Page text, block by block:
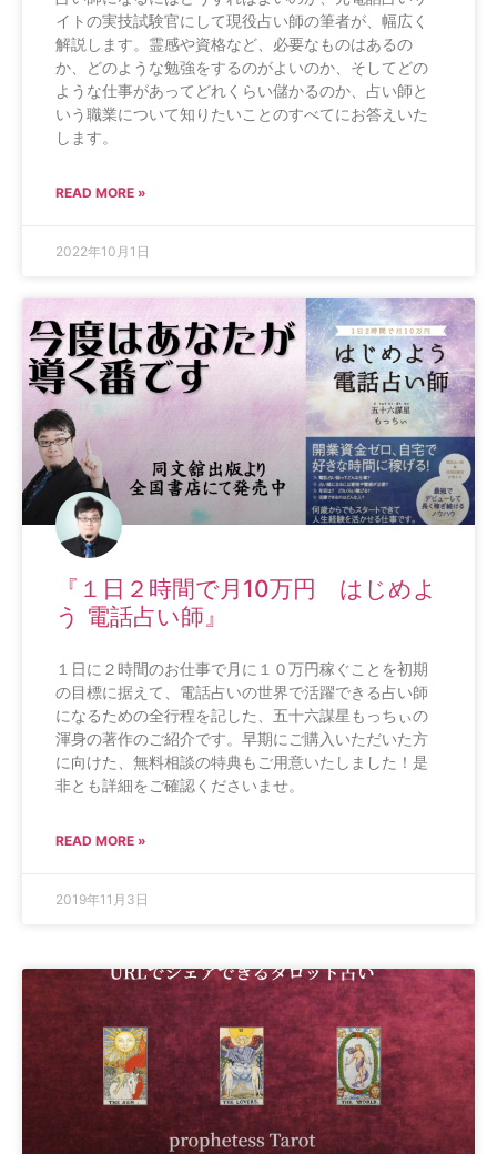
イトの実技試験官にして現役占い師の筆者が、幅広く
解説します。霊感や資格など、必要なものはあるの
か、どのような勉強をするのがよいのか、そしてどの
ような仕事があってどれくらい儲かるのか、占い師と
いう職業について知りたいことのすべてにお答えいた
します。
READ MORE »
2022年10月1日
『１日２時間で月10万円 はじめよ
う 電話占い師』
１日に２時間のお仕事で月に１０万円稼ぐことを初期
の目標に据えて、電話占いの世界で活躍できる占い師
になるための全行程を記した、五十六謀星もっちぃの
渾身の著作のご紹介です。早期にご購入いただいた方
に向けた、無料相談の特典もご用意いたしました！是
非とも詳細をご確認くださいませ。
READ MORE »
2019年11月3日